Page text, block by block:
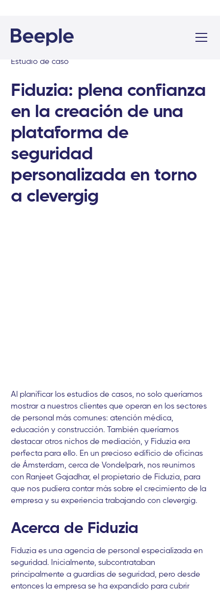
Estudio de caso
Fiduzia: plena confianza
en la creación de una
plataforma de
seguridad
personalizada en torno
a clevergig
Al planificar los estudios de casos, no solo queríamos
mostrar a nuestros clientes que operan en los sectores
de personal más comunes: atención médica,
educación y construcción. También queríamos
destacar otros nichos de mediación, y Fiduzia era
perfecta para ello. En un precioso edificio de oficinas
de Ámsterdam, cerca de Vondelpark, nos reunimos
con Ranjeet Gajadhar, el propietario de Fiduzia, para
que nos pudiera contar más sobre el crecimiento de la
empresa y su experiencia trabajando con clevergig.
Acerca de Fiduzia
Fiduzia es una agencia de personal especializada en
seguridad. Inicialmente, subcontrataban
principalmente a guardias de seguridad, pero desde
entonces la empresa se ha expandido para cubrir